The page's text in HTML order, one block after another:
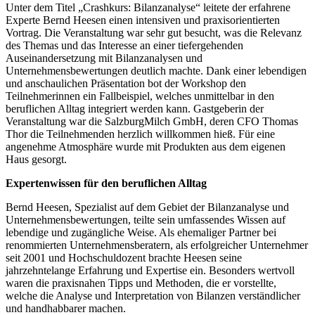
Unter dem Titel „Crashkurs: Bilanzanalyse“ leitete der erfahrene
Experte Bernd Heesen einen intensiven und praxisorientierten
Vortrag. Die Veranstaltung war sehr gut besucht, was die Relevanz
des Themas und das Interesse an einer tiefergehenden
Auseinandersetzung mit Bilanzanalysen und
Unternehmensbewertungen deutlich machte. Dank einer lebendigen
und anschaulichen Präsentation bot der Workshop den
Teilnehmerinnen ein Fallbeispiel, welches unmittelbar in den
beruflichen Alltag integriert werden kann. Gastgeberin der
Veranstaltung war die SalzburgMilch GmbH, deren CFO Thomas
Thor die Teilnehmenden herzlich willkommen hieß. Für eine
angenehme Atmosphäre wurde mit Produkten aus dem eigenen
Haus gesorgt.
Expertenwissen für den beruflichen Alltag
Bernd Heesen, Spezialist auf dem Gebiet der Bilanzanalyse und
Unternehmensbewertungen, teilte sein umfassendes Wissen auf
lebendige und zugängliche Weise. Als ehemaliger Partner bei
renommierten Unternehmensberatern, als erfolgreicher Unternehmer
seit 2001 und Hochschuldozent brachte Heesen seine
jahrzehntelange Erfahrung und Expertise ein. Besonders wertvoll
waren die praxisnahen Tipps und Methoden, die er vorstellte,
welche die Analyse und Interpretation von Bilanzen verständlicher
und handhabbarer machen.